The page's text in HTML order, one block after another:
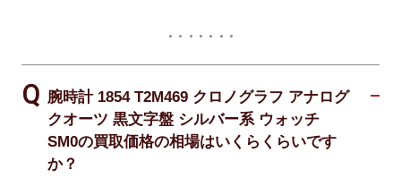
腕時計 1854 T2M469 クロノグラフ アナログ
クオーツ 黒文字盤 シルバー系 ウォッチ
SM0の買取価格の相場はいくらくらいです
か？